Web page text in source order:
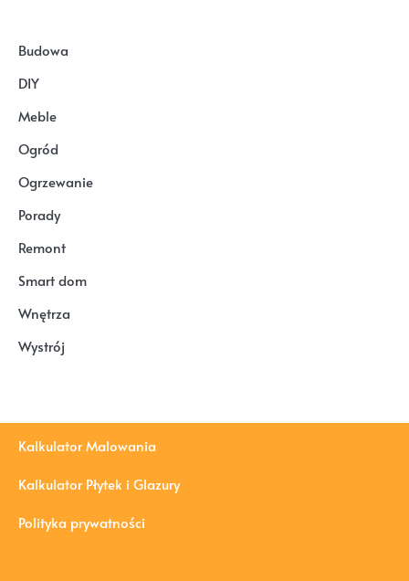
Budowa
DIY
Meble
Ogród
Ogrzewanie
Porady
Remont
Smart dom
Wnętrza
Wystrój
Kalkulator Malowania
Kalkulator Płytek i Glazury
Polityka prywatności